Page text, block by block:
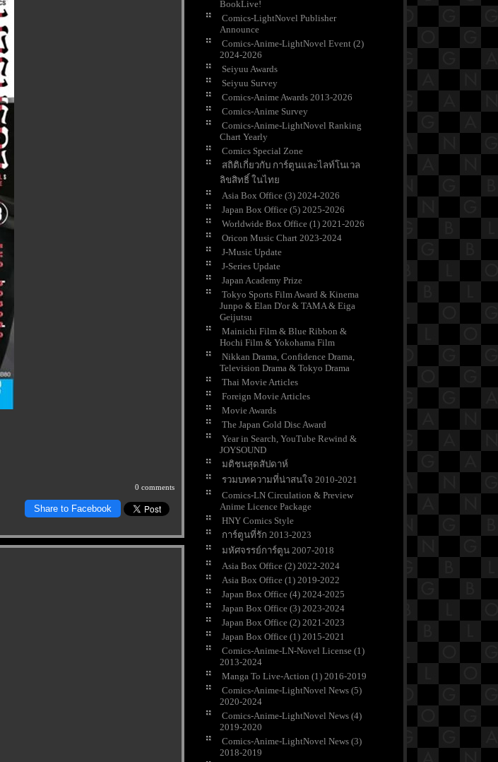
0 comments
Share to Facebook
BookLive!
Comics-LightNovel Publisher
Announce
Comics-Anime-LightNovel Event (2)
2024-2026
Seiyuu Awards
Seiyuu Survey
Comics-Anime Awards 2013-2026
Comics-Anime Survey
Comics-Anime-LightNovel Ranking
Chart Yearly
Comics Special Zone
สถิติเกี่ยวกับ การ์ตูนและไลท์โนเวล
ลิขสิทธิ์ ในไท
Asia Box Office (3) 2024-2026
Japan Box Office (5) 2025-2026
Worldwide Box Office (1) 2021-2026
Oricon Music Chart 2023-2024
J-Music Update
J-Series Update
Japan Academy Prize
Tokyo Sports Film Award & Kinema
Junpo & Elan D'or & TAMA & Eiga
Geijutsu
Mainichi Film & Blue Ribbon &
Hochi Film & Yokohama Film
Nikkan Drama, Confidence Drama,
Television Drama & Tokyo Drama
Thai Movie Articles
Foreign Movie Articles
Movie Awards
The Japan Gold Disc Award
Year in Search, YouTube Rewind &
JOYSOUND
มติชนสุดสัปดาห์
รวมบทความที่น่าสนใจ 2010-2021
Comics-LN Circulation & Preview
Anime Licence Package
HNY Comics Style
การ์ตูนที่รัก 2013-2023
มหัศจรรย์การ์ตูน 2007-2018
Asia Box Office (2) 2022-2024
Asia Box Office (1) 2019-2022
Japan Box Office (4) 2024-2025
Japan Box Office (3) 2023-2024
Japan Box Office (2) 2021-2023
Japan Box Office (1) 2015-2021
Comics-Anime-LN-Novel License (1)
2013-2024
Manga To Live-Action (1) 2016-2019
Comics-Anime-LightNovel News (5)
2020-2024
Comics-Anime-LightNovel News (4)
2019-2020
Comics-Anime-LightNovel News (3)
2018-2019